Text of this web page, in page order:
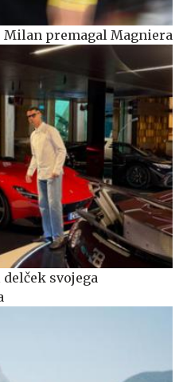
premagal Magniera
svojega